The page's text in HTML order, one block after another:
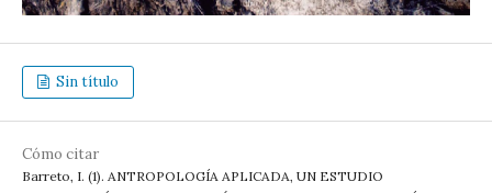
Sin título
Cómo citar
Barreto, I. (1). ANTROPOLOGÍA APLICADA, UN ESTUDIO